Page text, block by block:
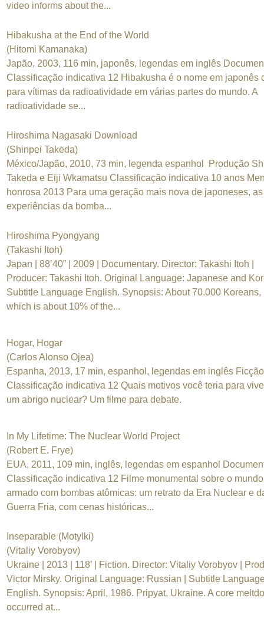
video informs about the...
Hibakusha at the End of the World
(Hitomi Kamanaka)
Japão, 2003, 116 min, japonês, legendas em inglês
Classificação indicativa 12 Hibakusha é o nome em japonês
para vítimas da radioatividade em várias partes do mundo. A
radioatividade se...
Hiroshima Nagasaki Download
(Shinpei Takeda)
México/Japão, 2010, 73 min, legenda espanhol Produção
Takeda e Eiji Wkamatsu Classificação indicativa 10 anos
honrosa 2013 Para uma geração mais nova de japoneses, as
experiências da bomba...
Hiroshima Pyongyang
(Takashi Itoh)
Japan | 88’40” | 2009 | Documentary. Director: Takashi Itoh |
Producer: Takashi Itoh. Original Language: Japanese and
Subtitle Language English. Synopsis: About 70.000 Koreans,
which is about 10% of the...
Hogar, Hogar
(Carlos Alonso Ojea)
Espanha, 2013, 17 min, espanhol, legendas em inglês Ficção
Classificação indicativa 12 Quais motivos você teria para
um abrigo nuclear? Um filme para debate.
In My Lifetime: The Nuclear World Project
(Robert E. Frye)
EUA, 2011, 109 min, inglês, legendas em espanhol
Classificação indicativa 12 Filme monumental sobre o mundo
armado com bombas atômicas: um retrato da Era Nuclear e
Guerra Fria, com cenas históricas...
Inseparable (Motylki)
(Vitaliy Vorobyov)
Ukraine | 2013 | 118’ | Fiction. Director: Vitaliy Vorobyov |
Victor Mirsky. Original Language: Russian | Subtitle
English. Synopsis: April, 1986. Pripyat, Ukraine. A core
occurred at...